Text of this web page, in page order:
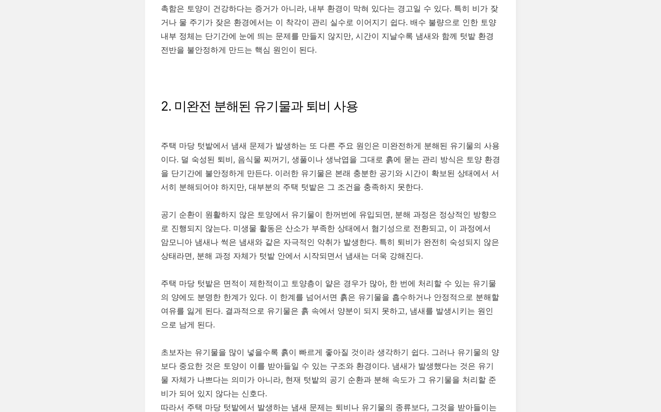
촉함은 토양이 건강하다는 증거가 아니라, 내부 환경이 막혀 있다는 경고일 수 있다. 특히 비가 잦
거나 물 주기가 잦은 환경에서는 이 착각이 관리 실수로 이어지기 쉽다. 배수 불량으로 인한 토양
내부 정체는 단기간에 눈에 띄는 문제를 만들지 않지만, 시간이 지날수록 냄새와 함께 텃밭 환경
전반을 불안정하게 만드는 핵심 원인이 된다.
2. 미완전 분해된 유기물과 퇴비 사용
주택 마당 텃밭에서 냄새 문제가 발생하는 또 다른 주요 원인은 미완전하게 분해된 유기물의 사용
이다. 덜 숙성된 퇴비, 음식물 찌꺼기, 생풀이나 생낙엽을 그대로 흙에 묻는 관리 방식은 토양 환경
을 단기간에 불안정하게 만든다. 이러한 유기물은 본래 충분한 공기와 시간이 확보된 상태에서 서
서히 분해되어야 하지만, 대부분의 주택 텃밭은 그 조건을 충족하지 못한다.
공기 순환이 원활하지 않은 토양에서 유기물이 한꺼번에 유입되면, 분해 과정은 정상적인 방향으
로 진행되지 않는다. 미생물 활동은 산소가 부족한 상태에서 혐기성으로 전환되고, 이 과정에서
암모니아 냄새나 썩은 냄새와 같은 자극적인 악취가 발생한다. 특히 퇴비가 완전히 숙성되지 않은
상태라면, 분해 과정 자체가 텃밭 안에서 시작되면서 냄새는 더욱 강해진다.
주택 마당 텃밭은 면적이 제한적이고 토양층이 얕은 경우가 많아, 한 번에 처리할 수 있는 유기물
의 양에도 분명한 한계가 있다. 이 한계를 넘어서면 흙은 유기물을 흡수하거나 안정적으로 분해할
여유를 잃게 된다. 결과적으로 유기물은 흙 속에서 양분이 되지 못하고, 냄새를 발생시키는 원인
으로 남게 된다.
초보자는 유기물을 많이 넣을수록 흙이 빠르게 좋아질 것이라 생각하기 쉽다. 그러나 유기물의 양
보다 중요한 것은 토양이 이를 받아들일 수 있는 구조와 환경이다. 냄새가 발생했다는 것은 유기
물 자체가 나쁘다는 의미가 아니라, 현재 텃밭의 공기 순환과 분해 속도가 그 유기물을 처리할 준
비가 되어 있지 않다는 신호다.
따라서 주택 마당 텃밭에서 발생하는 냄새 문제는 퇴비나 유기물의 종류보다, 그것을 받아들이는